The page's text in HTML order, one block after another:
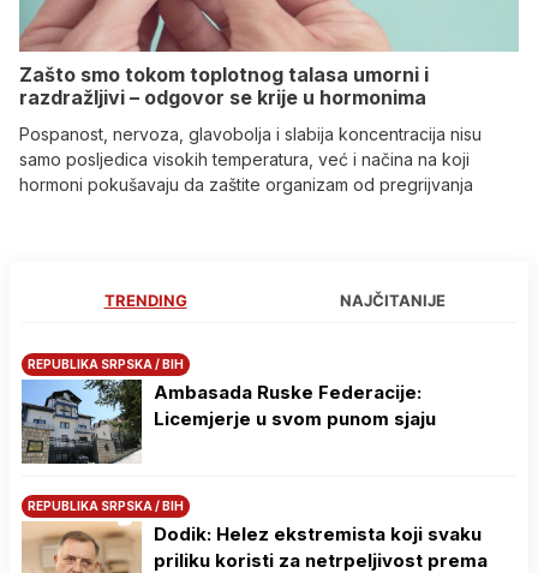
Zašto smo tokom toplotnog talasa umorni i
razdražljivi – odgovor se krije u hormonima
Pospanost, nervoza, glavobolja i slabija koncentracija nisu
samo posljedica visokih temperatura, već i načina na koji
hormoni pokušavaju da zaštite organizam od pregrijvanja
TRENDING NAJČITANIJE
REPUBLIKA SRPSKA / BIH
Ambasada Ruske Federacije:
Licemjerje u svom punom sjaju
REPUBLIKA SRPSKA / BIH
Dodik: Helez ekstremista koji svaku
priliku koristi za netrpeljivost prema